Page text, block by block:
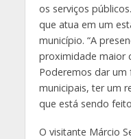
os serviços
que atua em um
município. “A
proximidade maior
Poderemos dar um
municipais, ter um
que está sendo
O visitante Márcio